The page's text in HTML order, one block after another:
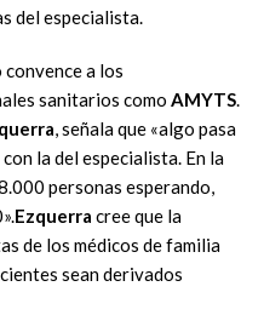
del especialista.
a los
sanitarios como AMYTS.
, señala que «algo pasa
la del especialista. En la
personas esperando,
Ezquerra cree que la
de los médicos de familia
sean derivados